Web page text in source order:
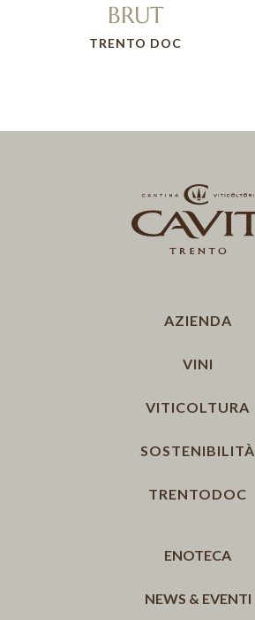
BRUT
TRENTO DOC
AZIENDA
VINI
VITICOLTURA
SOSTENIBILITÀ
TRENTODOC
ENOTECA
NEWS & EVENTI